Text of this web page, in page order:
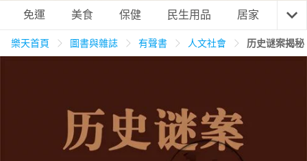
購物網分類
3C家電 運動休閒
免運 美食 保健 民生用品 居家 3C
樂天首頁 圖書與雜誌 有聲書 人文社會 历史谜案揭